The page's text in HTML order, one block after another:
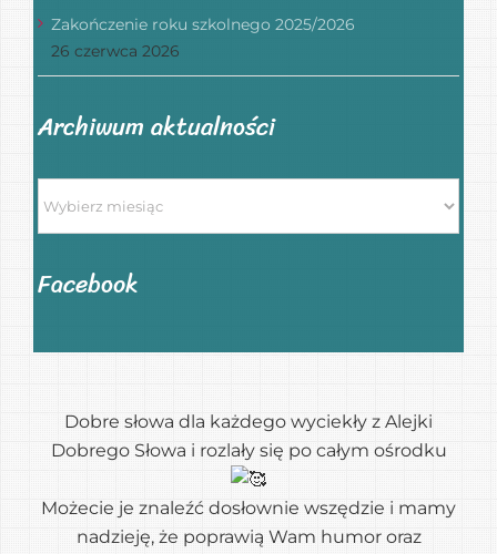
Dobre słowa dla każdego wyciekły z Alejki
Dobrego Słowa i rozlały się po całym ośrodku
Możecie je znaleźć dosłownie wszędzie i mamy
nadzieję, że poprawią Wam humor oraz
Zakończenie roku szkolnego 2025/2026
26 czerwca 2026
Archiwum aktualności
aktualności
Facebook